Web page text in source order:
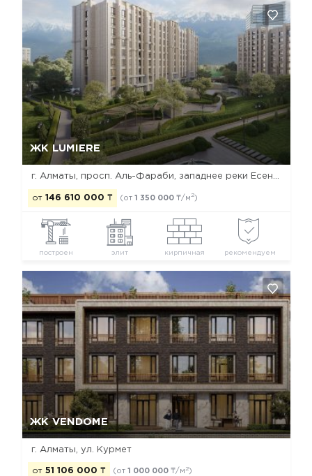
ЖК LUMIERE
от 146 610 000 ₸ (от 1 350 000 ₸/м2)
построен элит кирпичная рекомендуем
Да, удалить
ЖК VENDOME
г. Алматы, ул. Курмет
от 51 106 000 ₸ (от 1 000 000 ₸/м 2)